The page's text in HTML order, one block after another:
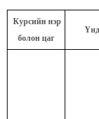
Курсийн нэр
болон цаг